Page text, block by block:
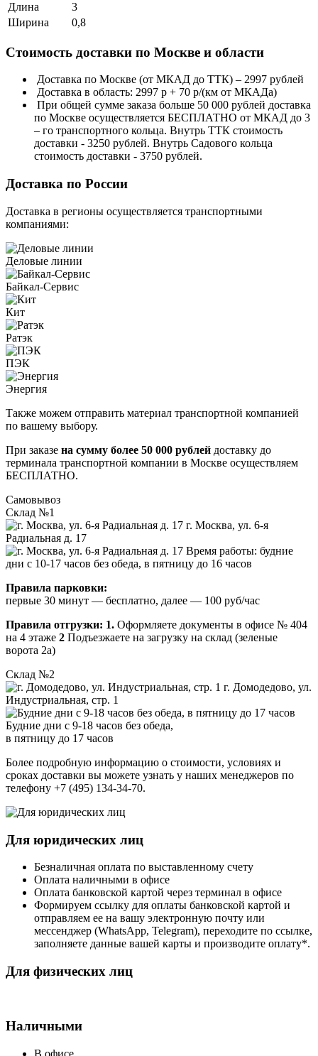
Длина
3
Ширина
0,8
Стоимость доставки по Москве и области
Доставка по Москве (от МКАД до ТТК) – 2997 рублей
Доставка в область: 2997 р + 70 р/(км от МКАДа)
При общей сумме заказа больше 50 000 рублей доставка
по Москве осуществляется БЕСПЛАТНО от МКАД до 3
– го транспортного кольца. Внутрь ТТК стоимость
доставки - 3250 рублей. Внутрь Садового кольца
стоимость доставки - 3750 рублей.
Доставка по России
Доставка в регионы осуществляется транспортными
компаниями:
Деловые линии
Байкал-Сервис
Кит
Ратэк
ПЭК
Энергия
Также можем отправить материал транспортной компанией
по вашему выбору.
При заказе на сумму более 50 000 рублей доставку до
терминала транспортной компании в Москве осуществляем
БЕСПЛАТНО.
Самовывоз
Склад №1
г. Москва, ул. 6-я
Радиальная д. 17
Время работы: будние
дни с 10-17 часов без обеда, в пятницу до 16 часов
Правила парковки:
первые 30 минут — бесплатно, далее — 100 руб/час
Правила отгрузки: 1. Оформляете документы в офисе № 404
на 4 этаже 2 Подъезжаете на загрузку на склад (зеленые
ворота 2а)
Склад №2
г. Домодедово, ул.
Индустриальная, стр. 1
Будние дни с 9-18 часов без обеда,
в пятницу до 17 часов
Более подробную информацию о стоимости, условиях и
сроках доставки вы можете узнать у наших менеджеров по
телефону +7 (495) 134-34-70.
Для юридических лиц
Безналичная оплата по выставленному счету
Оплата наличными в офисе
Оплата банковской картой через терминал в офисе
Формируем ссылку для оплаты банковской картой и
отправляем ее на вашу электронную почту или
мессенджер (WhatsApp, Telegram), переходите по ссылке,
заполняете данные вашей карты и производите оплату*.
Для физических лиц
Наличными